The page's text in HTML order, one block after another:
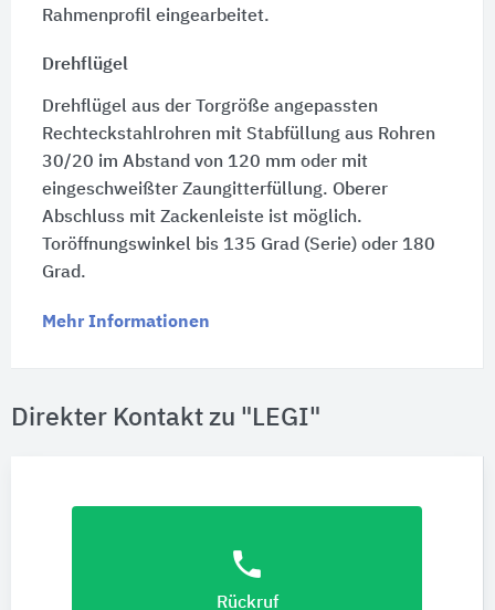
Rahmenprofil eingearbeitet.
Drehflügel
Drehflügel aus der Torgröße angepassten
Rechteckstahlrohren mit Stabfüllung aus Rohren
30/20 im Abstand von 120 mm oder mit
eingeschweißter Zaungitterfüllung. Oberer
Abschluss mit Zackenleiste ist möglich.
Toröffnungswinkel bis 135 Grad (Serie) oder 180
Grad.
Mehr Informationen
Direkter Kontakt zu "LEGI"
phone
Rückruf